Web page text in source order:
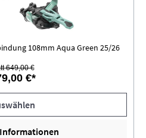
108mm Aqua Green 25/26
649,00 €
€*